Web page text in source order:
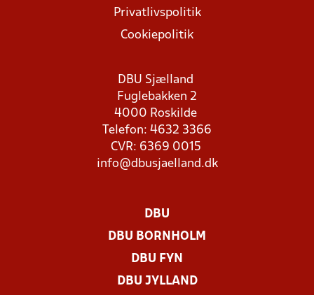
Privatlivspolitik
Cookiepolitik
DBU Sjælland
Fuglebakken 2
4000 Roskilde
Telefon: 4632 3366
CVR: 6369 0015
info@dbusjaelland.dk
DBU
DBU BORNHOLM
DBU FYN
DBU JYLLAND